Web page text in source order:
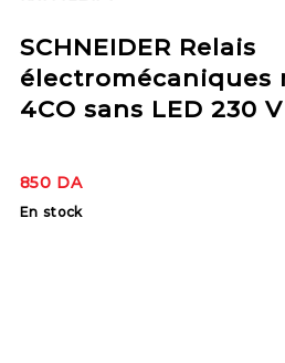
SCHNEIDER Relais
électromécaniques
4CO sans LED 230
850 DA
En stock